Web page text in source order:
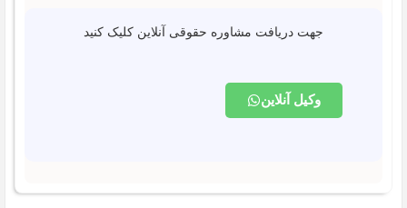
جهت دریافت مشاوره حقوقی آنلاین کلیک کنید
وکیل آنلاین